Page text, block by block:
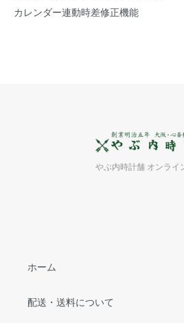
カレンダー連動時差修正機能
やぶ内時計舗 オンライ
ホーム
配送・送料について